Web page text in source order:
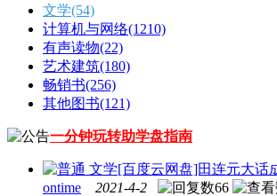
文学(54)
计算机与网络(1210)
有声读物(22)
艺术建筑(180)
畅销书(256)
其他图书(121)
一分钟玩转助学盘指南
文学[百度云网盘]田连元大话
ontime
2021-4-2 66